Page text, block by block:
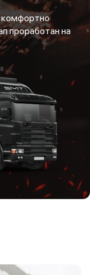
комфортно
проработан на